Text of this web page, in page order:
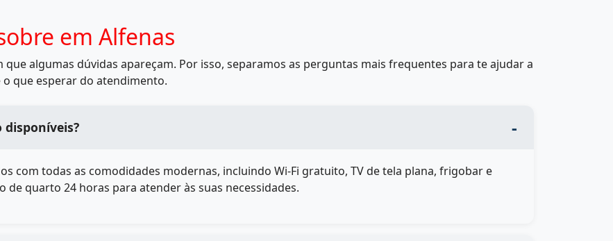
em Alfenas
algumas dúvidas apareçam. Por isso, separamos as perguntas mais frequentes para te ajudar a
que esperar do atendimento.
disponíveis?
com todas as comodidades modernas, incluindo Wi-Fi gratuito, TV de tela plana, frigobar e
de quarto 24 horas para atender às suas necessidades.